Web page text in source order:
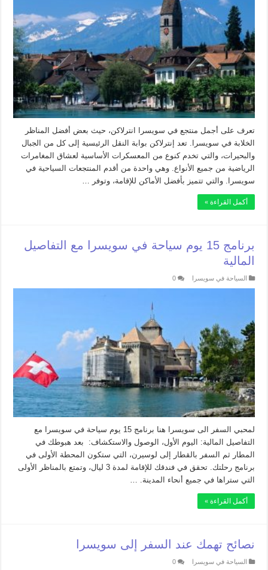
تعرف على أجمل منتجع في سويسرا انترلاكن، حيث بعض أفضل المناظر
الخلابة في سويسرا. تعد إنترلاكن بوابة النقل الرئيسية إلى كل من الجبال
والبحيرات، والتي تخدم كنوع من المعسكرات الأساسية لعشاق المغامرات
الرياضية من جميع الأنواع. وهي واحدة من أقدم المنتجعات السياحية في
سويسرا. والتي تتميز بأفضل الأماكن للإقامة، وتوفر …
أكمل القراءة »
برنامج 15 يوم سياحة في سويسرا مع التفاصيل
المالية
السياحة في سويسرا 0
لمحبي السفر الى سويسرا هنا برنامج 15 يوم سياحة في سويسرا مع
التفاصيل المالية: اليوم الأول، الوصول والاستكشاف: بعد هبوطك في
المطار ثم السفر بالقطار إلى لوسيرن، التي ستكون المحطة الأولى في
برنامج رحلتك. تحقق في فندقك للإقامة لمدة 3 ليال، وتمتع بالمناظر الأولى
التي ستراها في جميع أنحاء المدينة. …
أكمل القراءة »
نصائح تهمك عند السفر إلى سويسرا
السياحة في سويسرا 0